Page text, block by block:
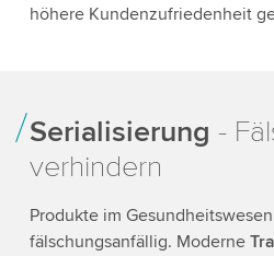
höhere Kundenzufriedenheit
Serialisierung -
verhindern
Produkte im
fälschungsanfällig. Moderne